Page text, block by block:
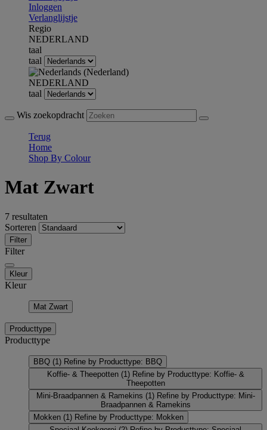
Inloggen
Verlanglijstje
Regio
NEDERLAND
taal
taal
NEDERLAND
taal
Wis zoekopdracht
Terug
Home
Shop By Colour
Mat Zwart
7 resultaten
Sorteren
Filter
Filter
Kleur
Kleur
Mat Zwart
Producttype
Producttype
BBQ (1) Refine by Producttype: BBQ
Koffie- & Theepotten (1) Refine by Producttype: Koffie- &
Theepotten
Mini-Braadpannen & Ramekins (1) Refine by Producttype: Mini-
Braadpannen & Ramekins
Mokken (1) Refine by Producttype: Mokken